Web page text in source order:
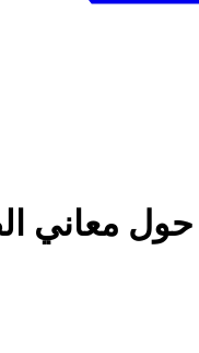
معاني